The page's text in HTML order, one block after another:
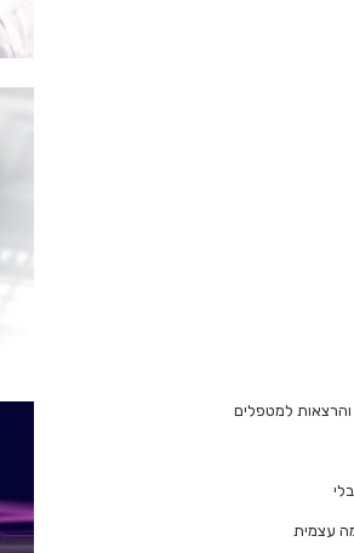
והרצאות למטפלים
עצמית